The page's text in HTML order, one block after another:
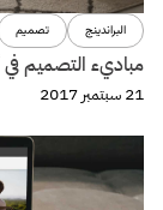
البراندينج تصميم
مباديء التصميم في
21 سبتمبر 2017